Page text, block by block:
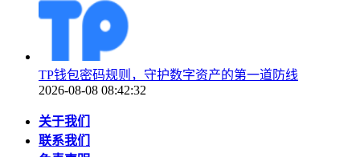
TP钱包密码规则，守护数字资产的第一道防线
2026-08-08 08:42:32
关于我们
联系我们